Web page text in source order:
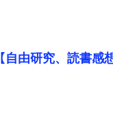
【自由研究、読書